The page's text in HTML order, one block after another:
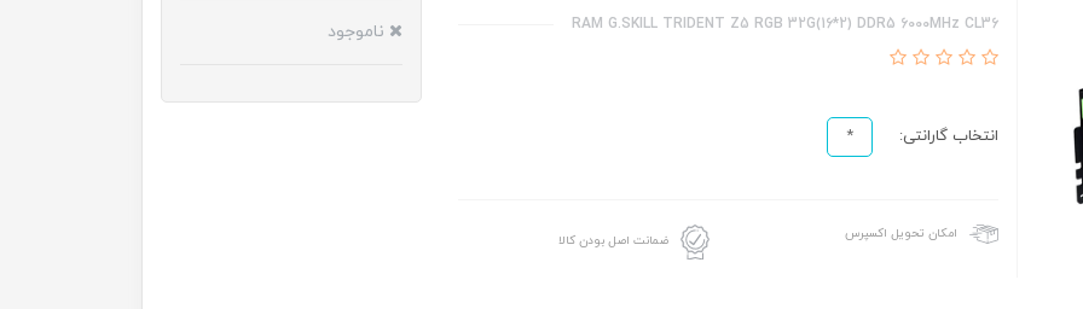
RAM G.SKILL TRIDENT Z5 RGB 32G(16*2) DDR5 6000MHz CL36
انتخاب گارانتی: *
امکان تحویل اکسپرس ضمانت اصل بودن کالا
ناموجود